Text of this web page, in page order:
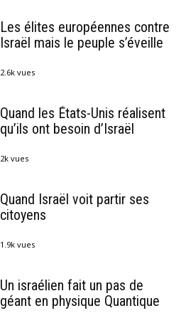
Les élites européennes contre
Israël mais le peuple s’éveille
2.6k vues
Quand les États-Unis réalisent
qu’ils ont besoin d’Israël
2k vues
Quand Israël voit partir ses
citoyens
1.9k vues
Un israélien fait un pas de
géant en physique Quantique